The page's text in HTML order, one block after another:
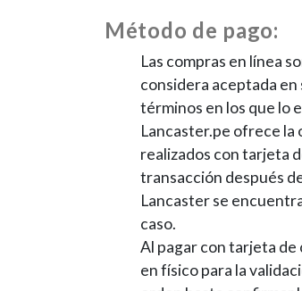
Método de pago:
Las compras en línea
considera aceptada
términos en los que lo
Lancaster.pe ofrece la
realizados con tarjeta
transacción después
Lancaster se
caso.
Al pagar con tarjeta
en físico para la